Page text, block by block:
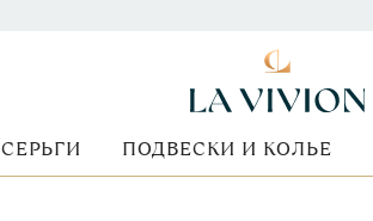
СЕРЬГИ ПОДВЕСКИ И КОЛЬЕ